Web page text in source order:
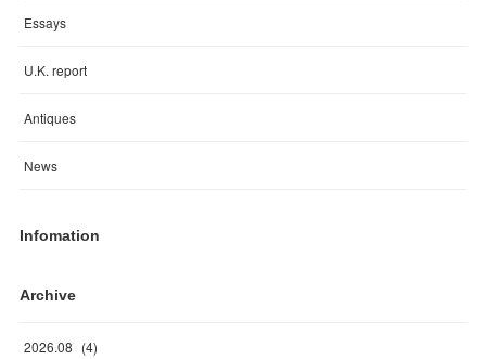
Essays
U.K. report
Antiques
News
Infomation
Archive
2026.08 (4)